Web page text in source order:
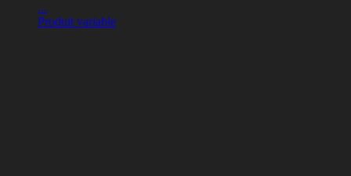
...
Produit variable